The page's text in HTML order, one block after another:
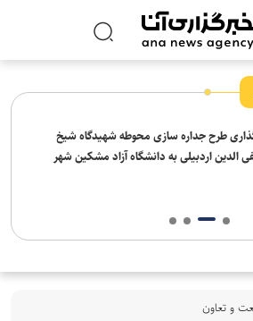
طرح جداره سازی محوطه شهیدگاه شیخ
الدین اردبیلی به دانشگاه آزاد مشکین شهر
و تعاون